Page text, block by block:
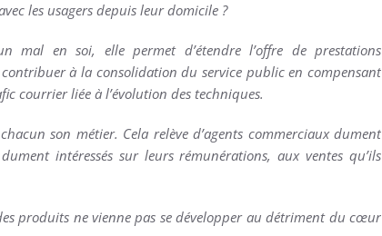
les usagers depuis leur domicile ?
mal en soi, elle permet d’étendre l’offre de prestations
à la consolidation du service public en compensant
courrier liée à l’évolution des techniques.
son métier. Cela relève d’agents commerciaux dument
intéressés sur leurs rémunérations, aux ventes qu’ils
produits ne vienne pas se développer au détriment du cœur